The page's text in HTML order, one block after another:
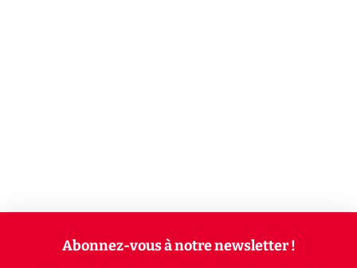
Abonnez-vous à notre newsletter !